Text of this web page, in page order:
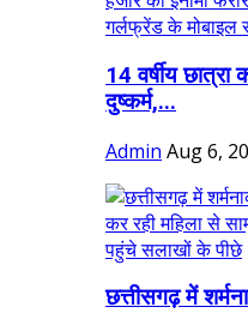
14 वर्षीय छात्रा
दुष्कर्म,...
Admin Aug 6,
छत्तीसगढ़ में